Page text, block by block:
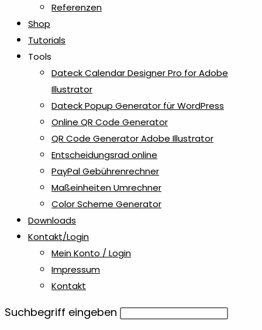
Referenzen
Shop
Tutorials
Tools
Dateck Calendar Designer Pro for Adobe
Illustrator
Dateck Popup Generator für WordPress
Online QR Code Generator
QR Code Generator Adobe Illustrator
Entscheidungsrad online
PayPal Gebührenrechner
Maßeinheiten Umrechner
Color Scheme Generator
Downloads
Kontakt/Login
Mein Konto / Login
Impressum
Kontakt
Diese
Suchbegriff eingeben